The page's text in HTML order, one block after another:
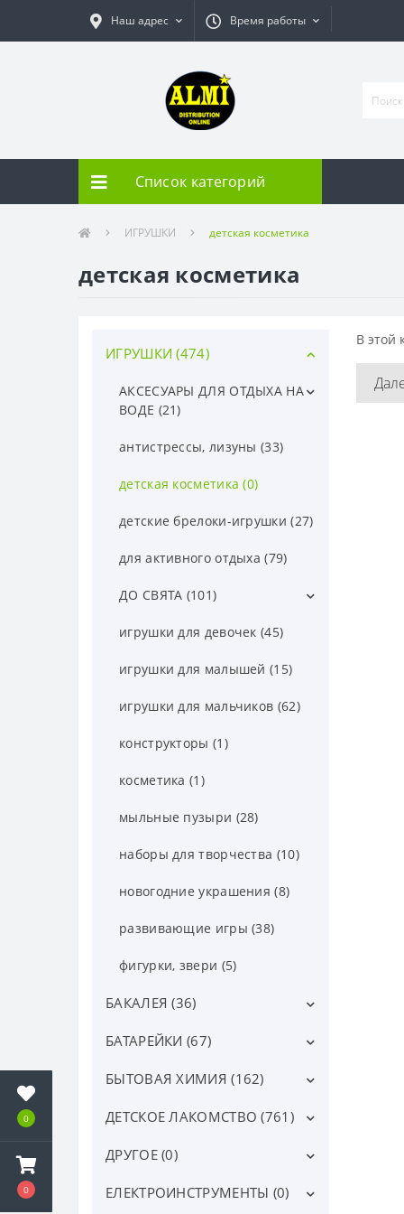
0
0
Наш адрес Время работы
Список категорий
ИГРУШКИ детская косметика
детская косметика
БАКАЛЕЯ (36)
Вермишель, лапша (22)
Другая бакалея (6)
Консервы (0)
каши (0)
консервированные овощи (0)
Коржи и заготовки (7)
Макароны (1)
БАТАРЕЙКИ (67)
аккумуляторы (2)
батарейки таблетки (13)
Бочка R14 (2)
алкалиновые батарейки R14 (0)
Бочка R20 (3)
БЫТОВАЯ ХИМИЯ (162)
губки для посуды (6)
для дезинфекции и чистки
ДЕТСКОЕ ЛАКОМСТВО (761)
Драже (79)
драже витамин С (8)
Другие сладости (26)
ДРУГОЕ (0)
другое (0)
ЕЛЕКТРОИНСТРУМЕНТЫ (0)
ИГРУШКИ (474)
АКСЕСУАРЫ ДЛЯ ОТДЫХА НА
ВОДЕ (21)
басейны (6)
игрушки для отдыха на воде (13)
круги (2)
антистрессы, лизуны (33)
детская косметика (0)
детские брелоки-игрушки (27)
для активного отдыха (79)
ДО СВЯТА (101)
воздушные шарики (24)
декор (29)
открытки (2)
игрушки для девочек (45)
игрушки для малышей (15)
игрушки для мальчиков (62)
конструкторы (1)
косметика (1)
мыльные пузыри (28)
наборы для творчества (10)
новогодние украшения (8)
развивающие игры (38)
фигурки, звери (5)
В этой